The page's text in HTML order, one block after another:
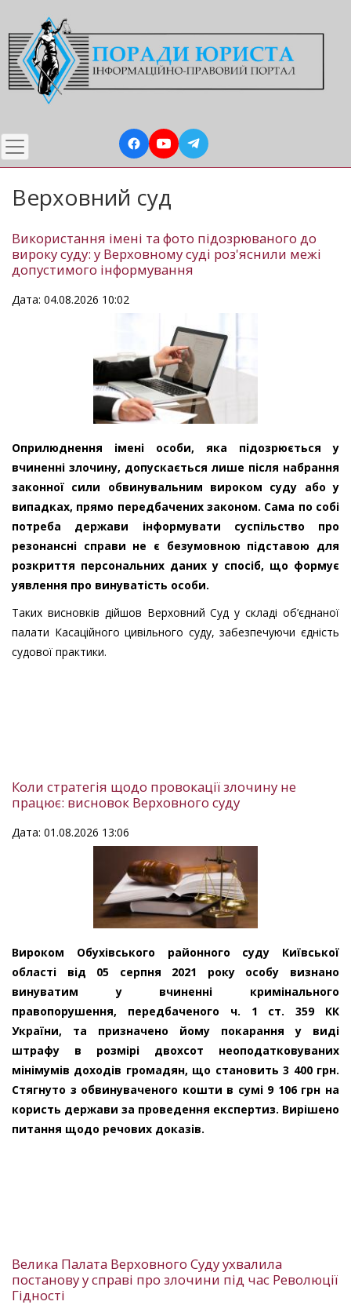
до
основного
вмісту
Верховний суд
Використання імені та фото підозрюваного до
вироку суду: у Верховному суді роз'яснили межі
допустимого інформування
Дата: 04.08.2026 10:02
Оприлюднення імені особи, яка підозрюється у
вчиненні злочину, допускається лише після набрання
законної сили обвинувальним вироком суду або у
випадках, прямо передбачених законом. Сама по собі
потреба держави інформувати суспільство про
резонансні справи не є безумовною підставою для
розкриття персональних даних у спосіб, що формує
уявлення про винуватість особи.
Таких висновків дійшов Верховний Суд у складі об’єднаної
палати Касаційного цивільного суду, забезпечуючи єдність
судової практики.
Коли стратегія щодо провокації злочину не
працює: висновок Верховного суду
Дата: 01.08.2026 13:06
Вироком Обухівського районного суду Київської
області від 05 серпня 2021 року особу визнано
винуватим у вчиненні кримінального
правопорушення, передбаченого ч. 1 ст. 359 КК
України, та призначено йому покарання у виді
штрафу в розмірі двохсот неоподатковуваних
мінімумів доходів громадян, що становить 3 400 грн.
Стягнуто з обвинуваченого кошти в сумі 9 106 грн на
користь держави за проведення експертиз. Вирішено
питання щодо речових доказів.
Велика Палата Верховного Суду ухвалила
постанову у справі про злочини під час Революції
Гідності